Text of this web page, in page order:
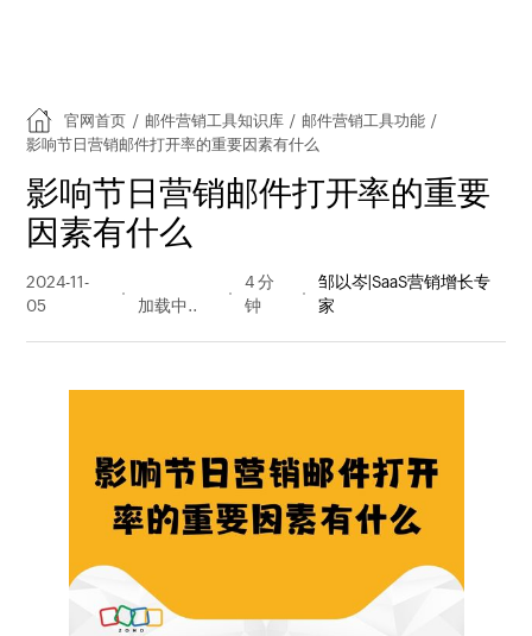
官网首页 / 邮件营销工具知识库 / 邮件营销工具功能 /
影响节日营销邮件打开率的重要因素有什么
影响节日营销邮件打开率的重要
因素有什么
2024-11-
05
量
4 分
钟
邹以岑|SaaS营销增长专
家